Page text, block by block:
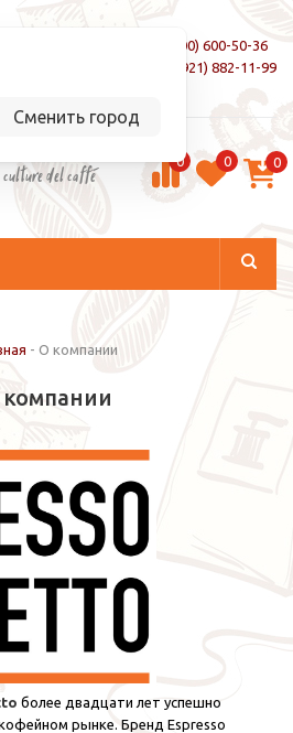
Сменить город
8 (800) 600-50-36
+7 (921) 882-11-99
del caffé 0 0 0
- О компании
более двадцати лет успешно
рынке. Бренд Espresso